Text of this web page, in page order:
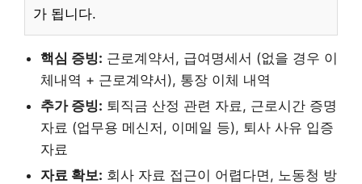
가 됩니다.
핵심 증빙: 근로계약서, 급여명세서 (없을 경우 이
체내역 + 근로계약서), 통장 이체 내역
추가 증빙: 퇴직금 산정 관련 자료, 근로시간 증명
자료 (업무용 메신저, 이메일 등), 퇴사 사유 입증
자료
자료 확보: 회사 자료 접근이 어렵다면, 노동청 방